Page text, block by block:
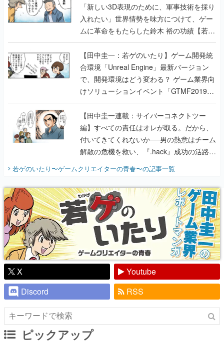
「新しい3D表現のために、軍事技術を採り
入れたい」世界情勢を味方につけて、ゲー
ムに革命をもたらした鈴木 裕の功績【若ゲ
のいたり】
【田中圭一：若ゲのいたり】ゲーム開発統
合環境「Unreal Engine」最新バージョン
で、開発環境はどう変わる？ ゲーム業界向
けソリューションイベント「GTMF2019」
に行って、より理解を深めよう【PR】
【田中圭一連載：サイバーコネクトツー
編】すべての責任はオレが取る。だから、
付いてきてくれないか──男の熱意はチーム
解散の危機を救い、『.hack』成功の活路を
『少年ジャンプ』色だった【若ゲのいた
り】
若ゲのいたり〜ゲームクリエイターの青春〜の記事一覧
X
Youtube
Discord
RSS
ピックアップ